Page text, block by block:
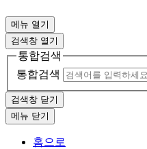
메뉴 열기
검색창 열기
통합검색
통합검색
검색창 닫기
메뉴 닫기
홈으로